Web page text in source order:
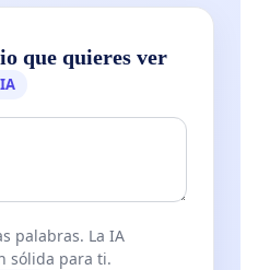
que quieres ver
palabras. La IA
sólida para ti.